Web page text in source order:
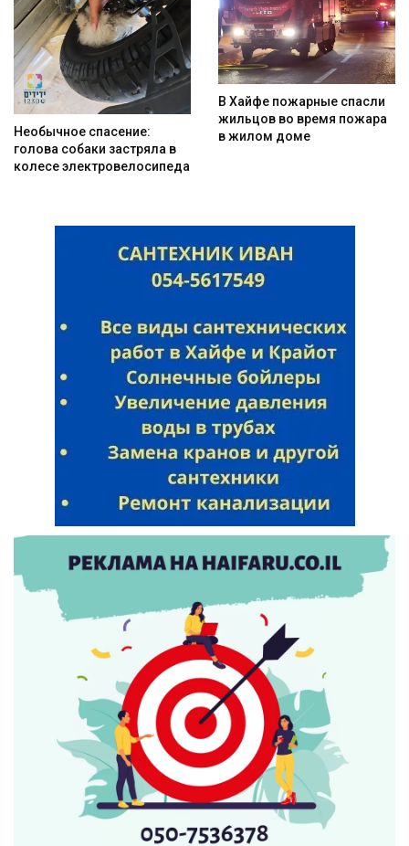
Необычное спасение:
голова собаки застряла в
колесе электровелосипеда
В Хайфе пожарные спасли
жильцов во время пожара
в жилом доме